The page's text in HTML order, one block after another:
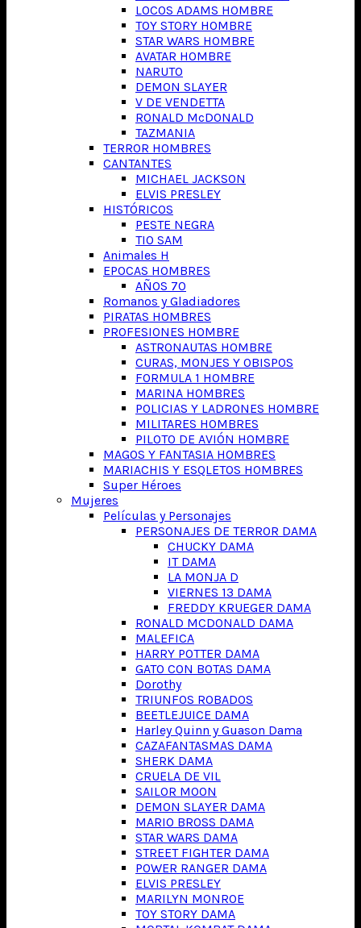
LOCOS ADAMS HOMBRE
TOY STORY HOMBRE
STAR WARS HOMBRE
AVATAR HOMBRE
NARUTO
DEMON SLAYER
V DE VENDETTA
RONALD McDONALD
TAZMANIA
TERROR HOMBRES
CANTANTES
MICHAEL JACKSON
ELVIS PRESLEY
HISTÓRICOS
PESTE NEGRA
TIO SAM
Animales H
EPOCAS HOMBRES
AÑOS 70
Romanos y Gladiadores
PIRATAS HOMBRES
PROFESIONES HOMBRE
ASTRONAUTAS HOMBRE
CURAS, MONJES Y OBISPOS
FORMULA 1 HOMBRE
MARINA HOMBRES
POLICIAS Y LADRONES HOMBRE
MILITARES HOMBRES
PILOTO DE AVIÓN HOMBRE
MAGOS Y FANTASIA HOMBRES
MARIACHIS Y ESQLETOS HOMBRES
Super Héroes
Mujeres
Películas y Personajes
PERSONAJES DE TERROR DAMA
CHUCKY DAMA
IT DAMA
LA MONJA D
VIERNES 13 DAMA
FREDDY KRUEGER DAMA
RONALD MCDONALD DAMA
MALEFICA
HARRY POTTER DAMA
GATO CON BOTAS DAMA
Dorothy
TRIUNFOS ROBADOS
BEETLEJUICE DAMA
Harley Quinn y Guason Dama
CAZAFANTASMAS DAMA
SHERK DAMA
CRUELA DE VIL
SAILOR MOON
DEMON SLAYER DAMA
MARIO BROSS DAMA
STAR WARS DAMA
STREET FIGHTER DAMA
POWER RANGER DAMA
ELVIS PRESLEY
MARILYN MONROE
TOY STORY DAMA